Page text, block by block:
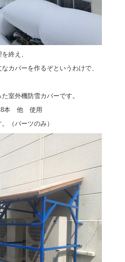
終え、
カバーを作るぞというわけで、
室外機防雪カバーです。
本 他 使用
（パーツのみ）